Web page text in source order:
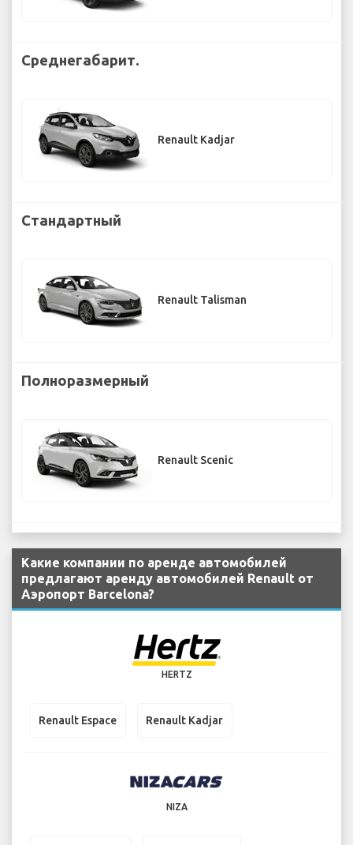
Среднегабарит.
Renault Kadjar
Стандартный
Renault Talisman
Полноразмерный
Renault Scenic
Какие компании по аренде автомобилей
предлагают аренду автомобилей Renault от
Аэропорт Barcelona?
HERTZ
Renault Espace Renault Kadjar
NIZA